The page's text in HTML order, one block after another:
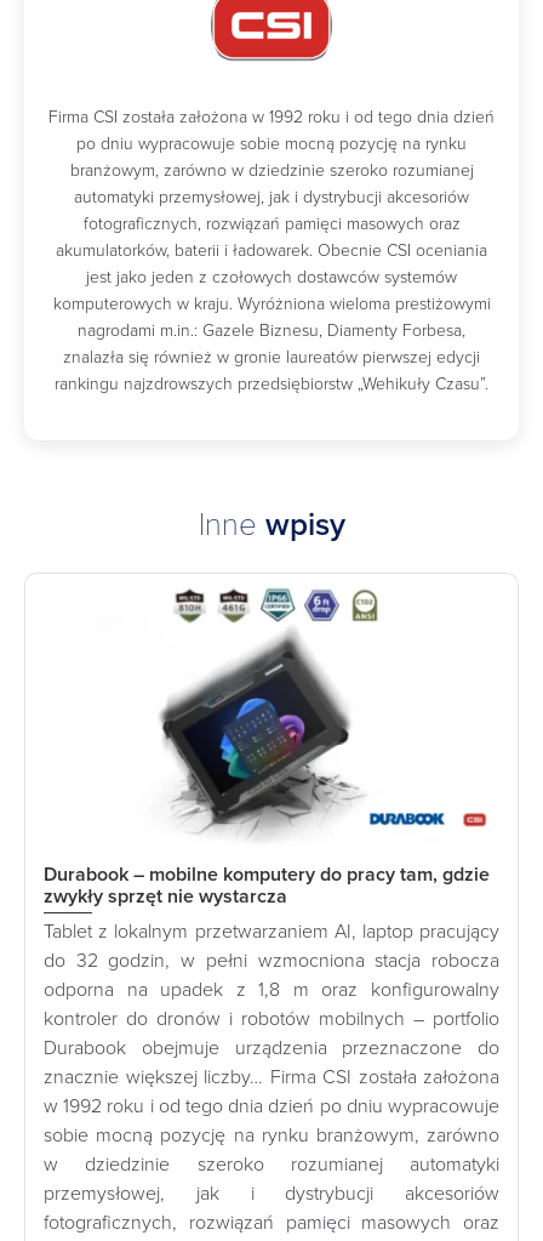
Firma CSI została założona w 1992 roku i od tego dnia dzień
po dniu wypracowuje sobie mocną pozycję na rynku
branżowym, zarówno w dziedzinie szeroko rozumianej
automatyki przemysłowej, jak i dystrybucji akcesoriów
fotograficznych, rozwiązań pamięci masowych oraz
akumulatorków, baterii i ładowarek. Obecnie CSI oceniania
jest jako jeden z czołowych dostawców systemów
komputerowych w kraju. Wyróżniona wieloma prestiżowymi
nagrodami m.in.: Gazele Biznesu, Diamenty Forbesa,
znalazła się również w gronie laureatów pierwszej edycji
rankingu najzdrowszych przedsiębiorstw „Wehikuły Czasu”.
Inne wpisy
Durabook – mobilne komputery do pracy tam, gdzie
zwykły sprzęt nie wystarcza
Tablet z lokalnym przetwarzaniem AI, laptop pracujący
do 32 godzin, w pełni wzmocniona stacja robocza
odporna na upadek z 1,8 m oraz konfigurowalny
kontroler do dronów i robotów mobilnych – portfolio
Durabook obejmuje urządzenia przeznaczone do
znacznie większej liczby… Firma CSI została założona
w 1992 roku i od tego dnia dzień po dniu wypracowuje
sobie mocną pozycję na rynku branżowym, zarówno
w dziedzinie szeroko rozumianej automatyki
przemysłowej, jak i dystrybucji akcesoriów
fotograficznych, rozwiązań pamięci masowych oraz